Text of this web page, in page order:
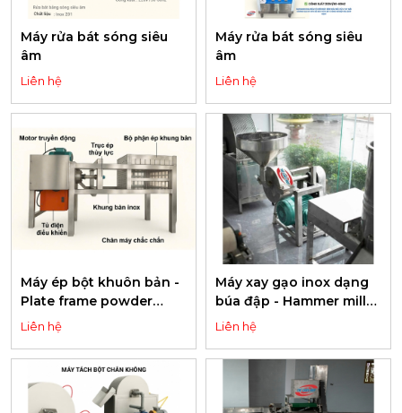
Máy rửa bát sóng siêu
âm
Liên hệ
Máy rửa bát sóng siêu
âm
Liên hệ
Máy ép bột khuôn bản -
Plate frame powder
press
Liên hệ
Máy xay gạo inox dạng
búa đập - Hammer mill
without stone
Liên hệ